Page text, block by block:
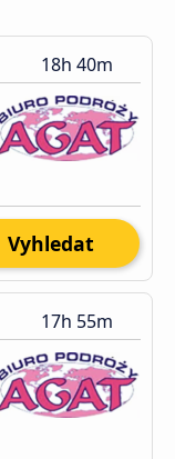
18h 40m
Vyhledat
17h 55m